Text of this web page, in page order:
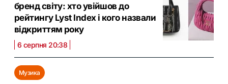
бренд світу: хто увійшов до
рейтингу Lyst Index і кого назвали
відкриттям року
6 серпня 20:38
Музика